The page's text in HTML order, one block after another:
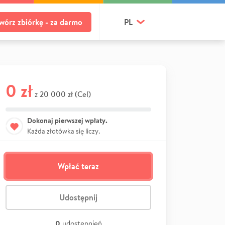
zbiórkę - za darmo PL
0 zł z 20 000 zł (Cel)
Dokonaj pierwszej wpłaty.
Każda złotówka się liczy.
Wpłać teraz
Udostępnij